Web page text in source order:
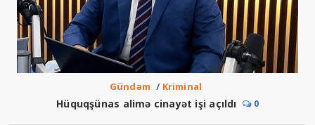
Gündəm / Kriminal
Hüquqşünas alimə cinayət işi açıldı 0